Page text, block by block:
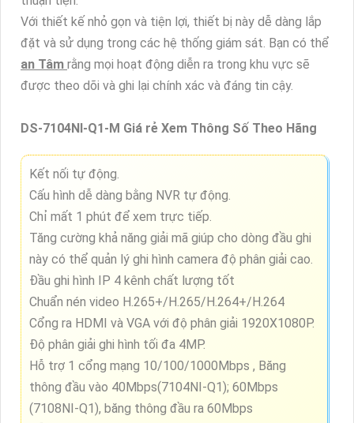
Với thiết kế nhỏ gọn và tiện lợi, thiết bị này dễ dàng lắp
đặt và sử dụng trong các hệ thống giám sát. Bạn có thể
an Tâm rằng mọi hoạt động diễn ra trong khu vực sẽ
được theo dõi và ghi lại chính xác và đáng tin cậy.
DS-7104NI-Q1-M Giá rẻ Xem Thông Số Theo Hãng
Kết nối tự động.
Cấu hình dễ dàng bằng NVR tự động.
Chỉ mất 1 phút để xem trực tiếp.
Tăng cường khả năng giải mã giúp cho dòng đầu ghi
này có thể quản lý ghi hình camera độ phân giải cao.
Đầu ghi hình IP 4 kênh chất lượng tốt
Chuẩn nén video H.265+/H.265/H.264+/H.264
Cổng ra HDMI và VGA với độ phân giải 1920X1080P.
Độ phân giải ghi hình tối đa 4MP.
Hỗ trợ 1 cổng mạng 10/100/1000Mbps , Băng
thông đầu vào 40Mbps(7104NI-Q1); 60Mbps
(7108NI-Q1), băng thông đầu ra 60Mbps